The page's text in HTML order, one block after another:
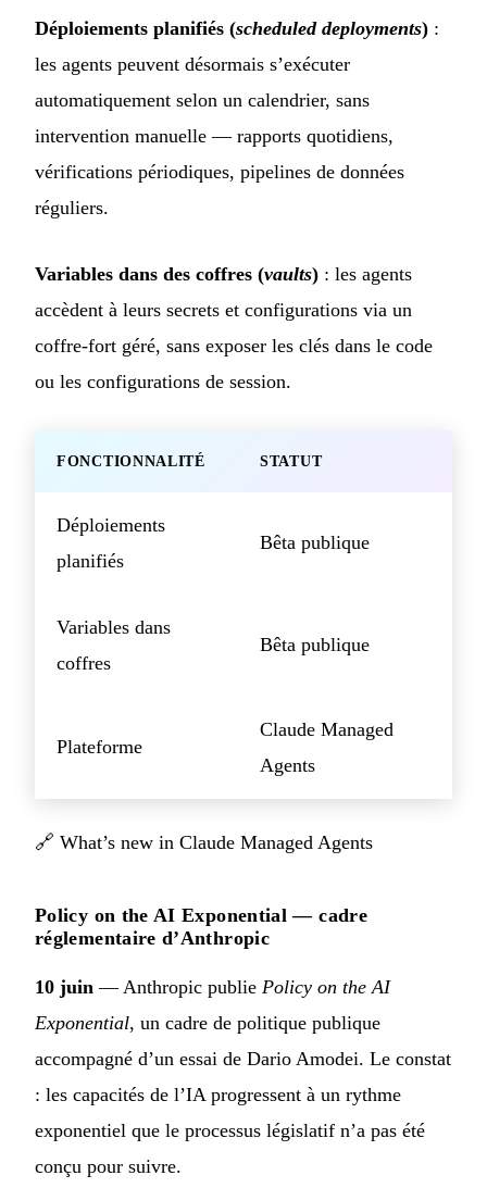
Déploiements planifiés (scheduled deployments) :
les agents peuvent désormais s’exécuter
automatiquement selon un calendrier, sans
intervention manuelle — rapports quotidiens,
vérifications périodiques, pipelines de données
réguliers.
Variables dans des coffres (vaults) : les agents
accèdent à leurs secrets et configurations via un
coffre-fort géré, sans exposer les clés dans le code
ou les configurations de session.
FONCTIONNALITÉ STATUT
Déploiements
planifiés
Bêta publique
Variables dans
coffres
Bêta publique
Plateforme
Claude Managed
Agents
🔗 What’s new in Claude Managed Agents
Policy on the AI Exponential — cadre
réglementaire d’Anthropic
10 juin — Anthropic publie Policy on the AI
Exponential, un cadre de politique publique
accompagné d’un essai de Dario Amodei. Le constat
: les capacités de l’IA progressent à un rythme
exponentiel que le processus législatif n’a pas été
conçu pour suivre.